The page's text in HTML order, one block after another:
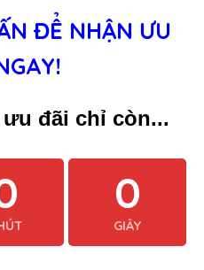
ĐỂ NHẬN ƯU
đãi chỉ còn...
0
GIÂY